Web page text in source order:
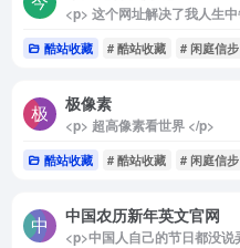
酷站收藏 # 酷站收藏 # 闲庭信步
极像素
<p> 超高像素看世界 </p>
酷站收藏 # 酷站收藏 # 闲庭信步
中国农历新年英文官网